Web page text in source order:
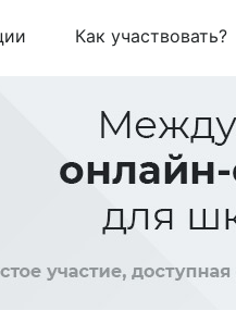
Как участвовать?